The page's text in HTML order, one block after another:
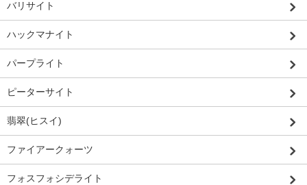
バリサイト
ハックマナイト
パープライト
ピーターサイト
翡翠(ヒスイ)
ファイアークォーツ
フォスフォシデライト